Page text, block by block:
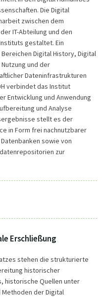
Die Digital
zwischen dem
IT-Abteilung und den
gestaltet. Ein
Digital History, Digital
und der
Dateninfrastrukturen
verbindet das Institut
Entwicklung und Anwendung
und Analyse
stellt es der
in Form frei nachnutzbarer
sowie von
zur
Erschließung
stehen die strukturierte
historischer
historische Quellen unter
der Digital